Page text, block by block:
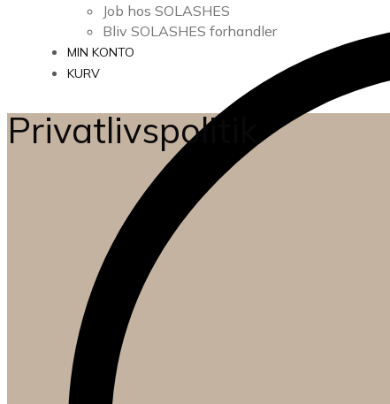
Job hos SOLASHES
Bliv SOLASHES forhandler
MIN KONTO
KURV
Privatlivspolitik